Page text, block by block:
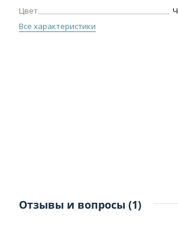
Цвет
Все характеристики
Отзывы и вопросы (1)